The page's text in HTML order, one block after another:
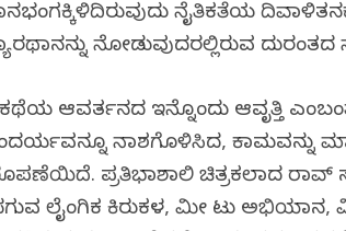
ನೈತಿಕತೆಯ
ನೋಡುವುದರಲ್ಲಿರುವ ದುರಂತದ
ಆವರ್ತನದ ಇನ್ನೊಂದು ಆವೃತ್ತಿ
ನಾಶಗೊಳಿಸಿದ, ಕಾಮವನ್ನು
ಪ್ರತಿಭಾಶಾಲಿ ಚಿತ್ರಕಲಾವಿದ
ಲೈಂಗಿಕ ಕಿರುಕಳ, ಮೀ ಟು